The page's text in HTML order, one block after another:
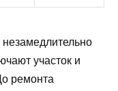
участок и
ремонта